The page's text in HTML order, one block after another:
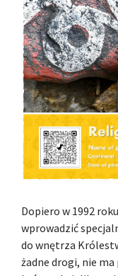
Dopiero w 1992
wprowadzić
do wnętrza
żadne drogi, nie